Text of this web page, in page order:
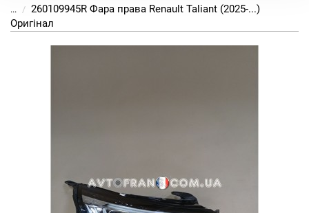
...
260109945R Фара права Renault Taliant (2025-...)
Оригінал